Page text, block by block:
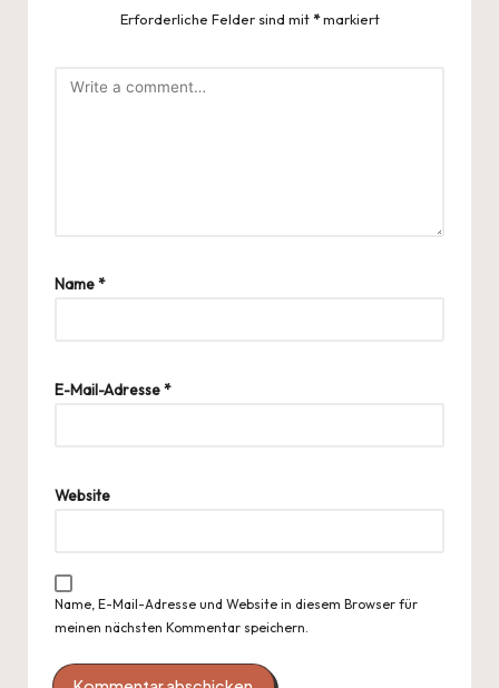
Erforderliche Felder sind mit*markiert
Name*
E-Mail-Adresse*
Website
Name, E-Mail-Adresse und Website in diesem Browser für
meinen nächsten Kommentar speichern.